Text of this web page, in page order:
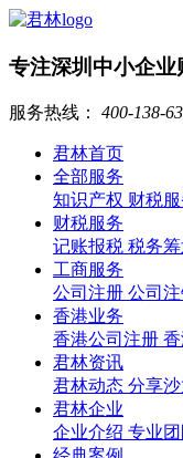
专注深圳中小企业
服务热线： 400-138-
君林首页
全部服务
知识产权 财税
财税服务
记账报税 税务筹
工商服务
公司注册 公司
香港业务
香港公司注册
君林资讯
君林动态 分享
君林企业
企业介绍 专业